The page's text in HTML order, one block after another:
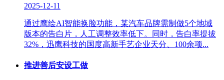
2025-12-11
通过鹰绘AI智能换脸功能，某汽车品牌需制做5个地域
版本的告白片，人工调整效率低下。同时，告白率提拔
32%，迅鹰科技的国度高新手艺企业天分、100余项...
推进善后安设工做